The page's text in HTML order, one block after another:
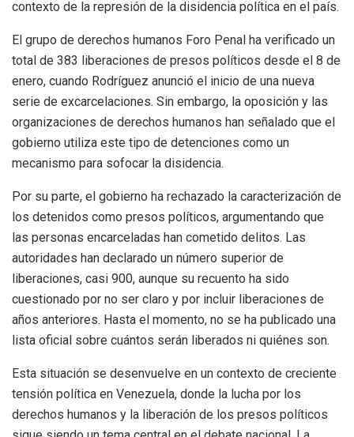
contexto de la represión de la disidencia política en el país.
El grupo de derechos humanos Foro Penal ha verificado un
total de 383 liberaciones de presos políticos desde el 8 de
enero, cuando Rodríguez anunció el inicio de una nueva
serie de excarcelaciones. Sin embargo, la oposición y las
organizaciones de derechos humanos han señalado que el
gobierno utiliza este tipo de detenciones como un
mecanismo para sofocar la disidencia.
Por su parte, el gobierno ha rechazado la caracterización de
los detenidos como presos políticos, argumentando que
las personas encarceladas han cometido delitos. Las
autoridades han declarado un número superior de
liberaciones, casi 900, aunque su recuento ha sido
cuestionado por no ser claro y por incluir liberaciones de
años anteriores. Hasta el momento, no se ha publicado una
lista oficial sobre cuántos serán liberados ni quiénes son.
Esta situación se desenvuelve en un contexto de creciente
tensión política en Venezuela, donde la lucha por los
derechos humanos y la liberación de los presos políticos